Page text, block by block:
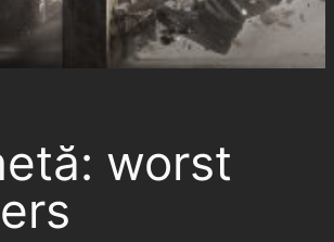
worst